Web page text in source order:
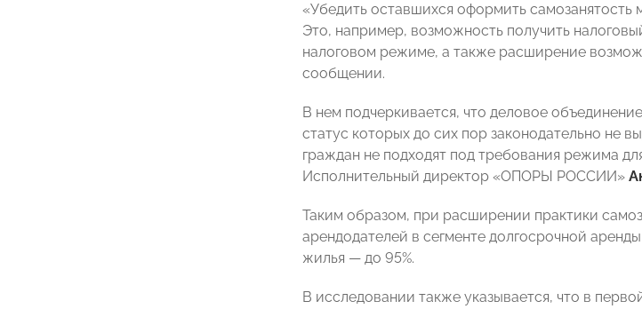
«Убедить оставшихся оформить
Это, например, возможность получить
налоговом режиме, а также расширение
сообщении.
В нем подчеркивается, что деловое
статус которых до сих пор законодательно не
граждан не подходят под требования режима
Исполнительный директор «ОПОРЫ РОССИИ»
Таким образом, при расширении практики
арендодателей в сегменте долгосрочной
жилья — до 95%.
В исследовании также указывается, что в